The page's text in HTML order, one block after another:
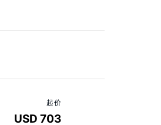
起价
USD 703